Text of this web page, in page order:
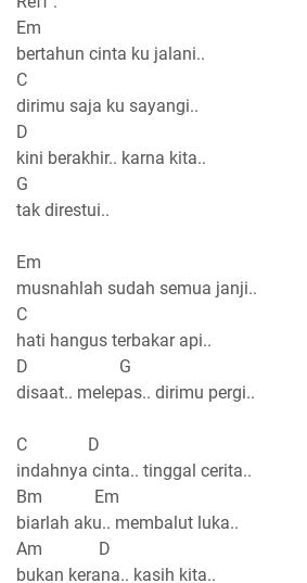
Em
bertahun cinta ku jalani..
C
dirimu saja ku sayangi..
D
kini berakhir.. karna kita..
G
tak direstui..
Em
musnahlah sudah semua janji..
C
hati hangus terbakar api..
D G
disaat.. melepas.. dirimu pergi..
C D
indahnya cinta.. tinggal cerita..
Bm Em
biarlah aku.. membalut luka..
Am D
bukan kerana.. kasih kita..